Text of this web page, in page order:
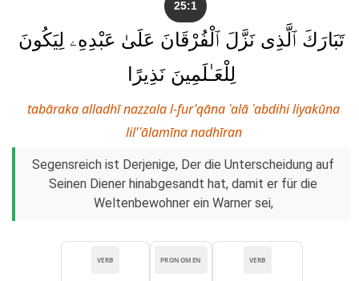
25:1
تَبَارَكَ ٱلَّذِى نَزَّلَ ٱلْفُرْقَانَ عَلَىٰ عَبْدِهِۦ لِيَكُونَ
لِلْعَـٰلَمِينَ نَذِيرًا
tabāraka alladhī nazzala l-fur'qāna ʿalā ʿabdihi liyakūna
lil'ʿālamīna nadhīran
Segensreich ist Derjenige, Der die Unterscheidung auf
Seinen Diener hinabgesandt hat, damit er für die
Weltenbewohner ein Warner sei,
VERB
PRONOMEN
VERB